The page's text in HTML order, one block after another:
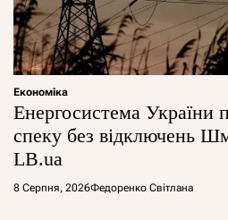
Економіка
Енергосистема України
спеку без відключень
LB.ua
8 Серпня, 2026Федоренко Світлана